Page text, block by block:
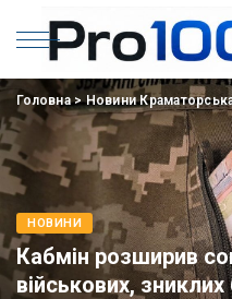
Головна>Новини
НОВИНИ
Кабмін розширив
військових, зниклих